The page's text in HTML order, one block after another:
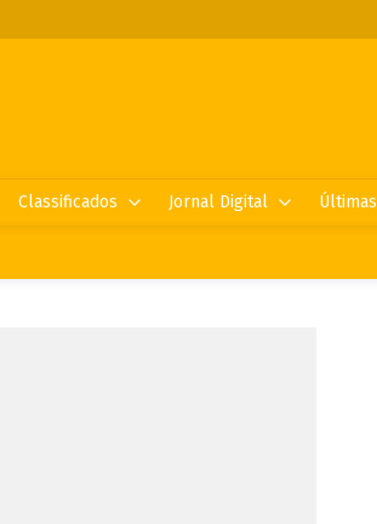
Classificados Jornal Digital Últimas